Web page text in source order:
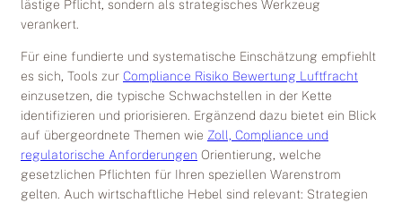
lästige Pflicht, sondern als strategisches Werkzeug
verankert.
Für eine fundierte und systematische Einschätzung empfiehlt
es sich, Tools zur Compliance Risiko Bewertung Luftfracht
einzusetzen, die typische Schwachstellen in der Kette
identifizieren und priorisieren. Ergänzend dazu bietet ein Blick
auf übergeordnete Themen wie Zoll, Compliance und
regulatorische Anforderungen Orientierung, welche
gesetzlichen Pflichten für Ihren speziellen Warenstrom
gelten. Auch wirtschaftliche Hebel sind relevant: Strategien